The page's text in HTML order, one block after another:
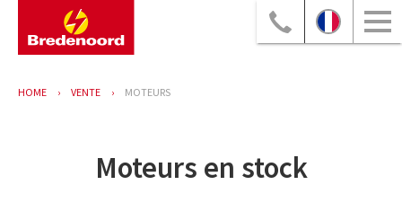
HOME VENTE MOTEURS
Moteurs en stock